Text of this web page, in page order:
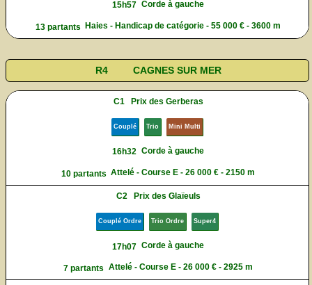
15h57 Corde à gauche
13 partants Haies - Handicap de catégorie - 55 000 € - 3600 m
R4 CAGNES SUR MER
C1 Prix des Gerberas
Couplé Trio Mini Multi
16h32 Corde à gauche
10 partants Attelé - Course E - 26 000 € - 2150 m
C2 Prix des Glaïeuls
Couplé Ordre Trio Ordre Super4
17h07 Corde à gauche
7 partants Attelé - Course E - 26 000 € - 2925 m